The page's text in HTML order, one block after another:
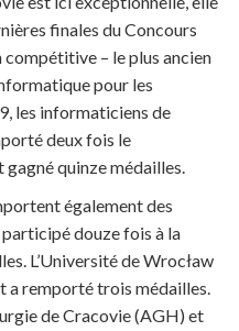
finales du Concours
– le plus ancien
pour les
les informaticiens de
deux fois le
quinze médailles.
également des
participé douze fois à la
L’Université de Wrocław
a remporté trois médailles.
de Cracovie (AGH) et